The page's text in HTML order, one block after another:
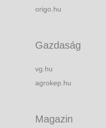
origo.hu
Gazdaság
vg.hu
agrokep.hu
Magazin